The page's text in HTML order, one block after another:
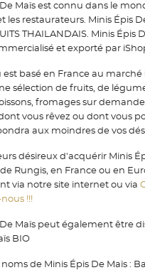
Maïs est connu dans le
les restaurateurs. Minis Épis
THAILANDAIS. Minis Épis
et exporté par
est basé en France au
sélection de fruits, de
fromages sur
vous rêvez ou dont vous
aux moindres de vos
désireux d'acquérir Minis
Rungis, en France ou en
via notre site internet ou via
!!!
De Maïs peut également être
BIO
noms de Minis Épis De Maïs :